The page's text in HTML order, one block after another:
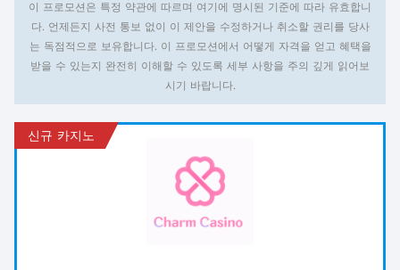
이 프로모션은 특정 약관에 따르며 여기에 명시된 기준에 따라 유효합니
다. 언제든지 사전 통보 없이 이 제안을 수정하거나 취소할 권리를 당사
는 독점적으로 보유합니다. 이 프로모션에서 어떻게 자격을 얻고 혜택을
받을 수 있는지 완전히 이해할 수 있도록 세부 사항을 주의 깊게 읽어보
시기 바랍니다.
신규 카지노